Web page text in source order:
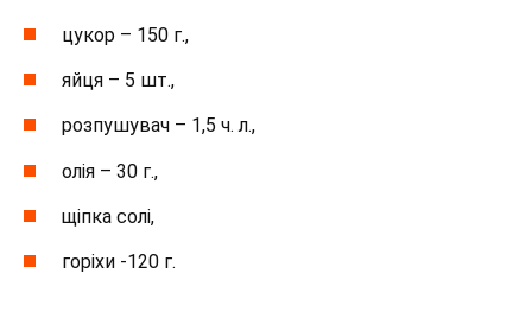
цукор – 150 г.,
яйця – 5 шт.,
розпушувач – 1,5 ч. л.,
олія – 30 г.,
щіпка солі,
горіхи -120 г.